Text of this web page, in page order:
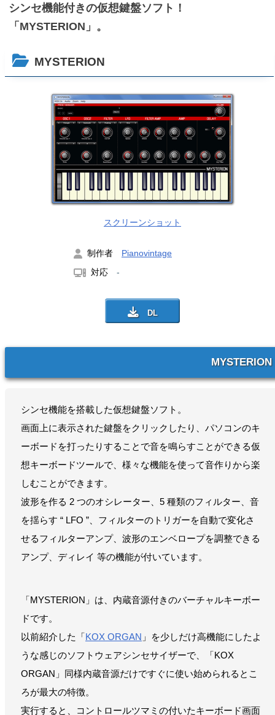
シンセ機能付きの仮想鍵盤ソフト！
「MYSTERION」。
MYSTERION
スクリーンショット
制作者 Pianovintage
対応 -
MYSTERION
シンセ機能を搭載した仮想鍵盤ソフト。
画面上に表示された鍵盤をクリックしたり、パソコンのキ
ーボードを打ったりすることで音を鳴らすことができる仮
想キーボードツールで、様々な機能を使って音作りから楽
しむことができます。
波形を作る 2 つのオシレーター、5 種類のフィルター、音
を揺らす “ LFO ”、フィルターのトリガーを自動で変化さ
せるフィルターアンプ、波形のエンベロープを調整できる
アンプ、ディレイ 等の機能が付いています。
「MYSTERION」は、内蔵音源付きのバーチャルキーボー
ドです。
以前紹介した「KOX ORGAN 」を少しだけ高機能にしたよ
うな感じのソフトウェアシンセサイザーで、「KOX
ORGAN」同様内蔵音源だけですぐに使い始められるとこ
ろが最大の特徴。
実行すると、コントロールツマミの付いたキーボード画面